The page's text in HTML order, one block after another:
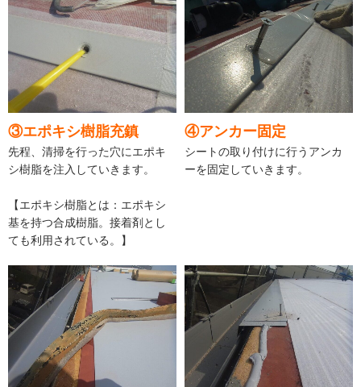
③エポキシ樹脂充鎮
先程、清掃を行った穴にエポキ
シ樹脂を注入していきます。
【エポキシ樹脂とは：エポキシ
基を持つ合成樹脂。接着剤とし
ても利用されている。】
④アンカー固定
シートの取り付けに行うアンカ
ーを固定していきます。